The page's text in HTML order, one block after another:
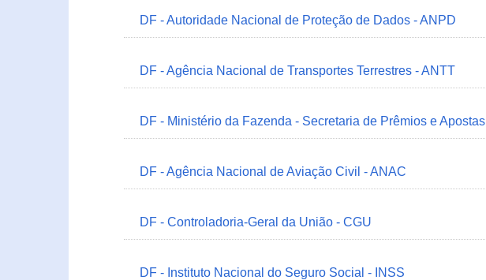
DF - Autoridade Nacional de Proteção de Dados - ANPD
DF - Agência Nacional de Transportes Terrestres - ANTT
DF - Ministério da Fazenda - Secretaria de Prêmios e Apostas
DF - Agência Nacional de Aviação Civil - ANAC
DF - Controladoria-Geral da União - CGU
DF - Instituto Nacional do Seguro Social - INSS